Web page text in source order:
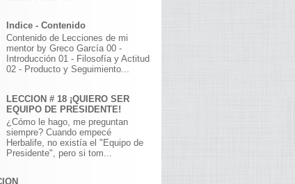
Indice - Contenido
Contenido de Lecciones de mi
mentor by Greco García 00 -
Introducción 01 - Filosofía y Actitud
02 - Producto y Seguimiento...
LECCION # 18 ¡QUIERO SER
EQUIPO DE PRESIDENTE!
¿Cómo le hago, me preguntan
siempre? Cuando empecé
Herbalife, no existía el "Equipo de
Presidente", pero si tom...